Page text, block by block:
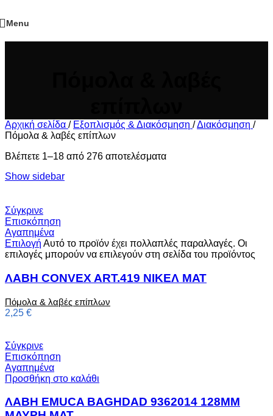
Menu
Αρχική σελίδα / Εξοπλισμός & Διακόσμηση /Διακόσμηση /
Πόμολα & λαβές επίπλων
Βλέπετε 1–18 από 276 αποτελέσματα
Show sidebar
Σύγκρινε
Επισκόπηση
Αγαπημένα
Επιλογή Αυτό το προϊόν έχει πολλαπλές παραλλαγές. Οι
επιλογές μπορούν να επιλεγούν στη σελίδα του προϊόντος
ΛΑΒΗ CONVEX ART.419 ΝΙΚΕΛ ΜΑΤ
Πόμολα & λαβές επίπλων
2,25 €
Σύγκρινε
Επισκόπηση
Αγαπημένα
Προσθήκη στο καλάθι
ΛΑΒΗ EMUCA BAGHDAD 9362014 128MM